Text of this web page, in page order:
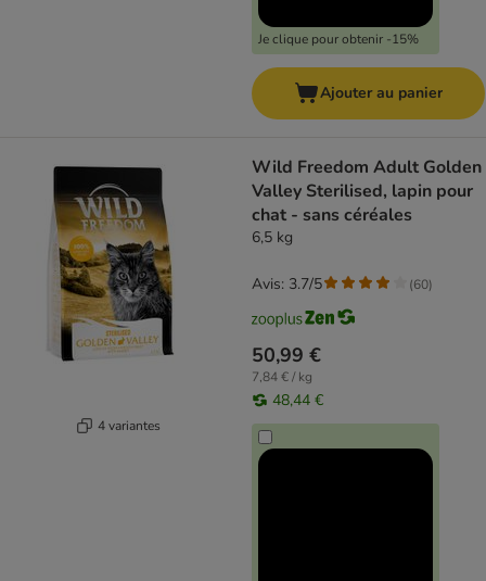
Je clique pour obtenir -15%
Ajouter au panier
4 variantes
Wild Freedom Adult Golden
Valley Sterilised, lapin pour
chat - sans céréales
6,5 kg
50,99 €
7,84 € / kg
48,44 €
Avis: 3.7/5 (60)